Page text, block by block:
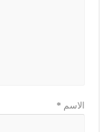
الاسم *